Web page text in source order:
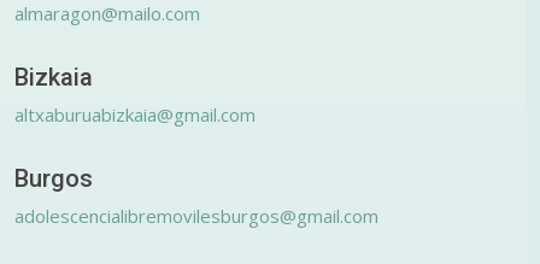
almaragon@mailo.com
Bizkaia
altxaburuabizkaia@gmail.com
Burgos
adolescencialibremovilesburgos@gmail.com